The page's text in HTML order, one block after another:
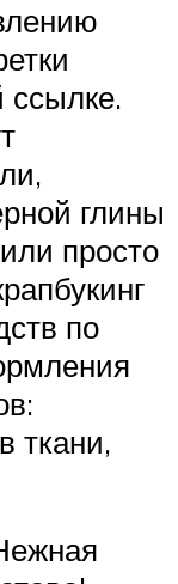
ссылке.
глины
просто
по
ткани,